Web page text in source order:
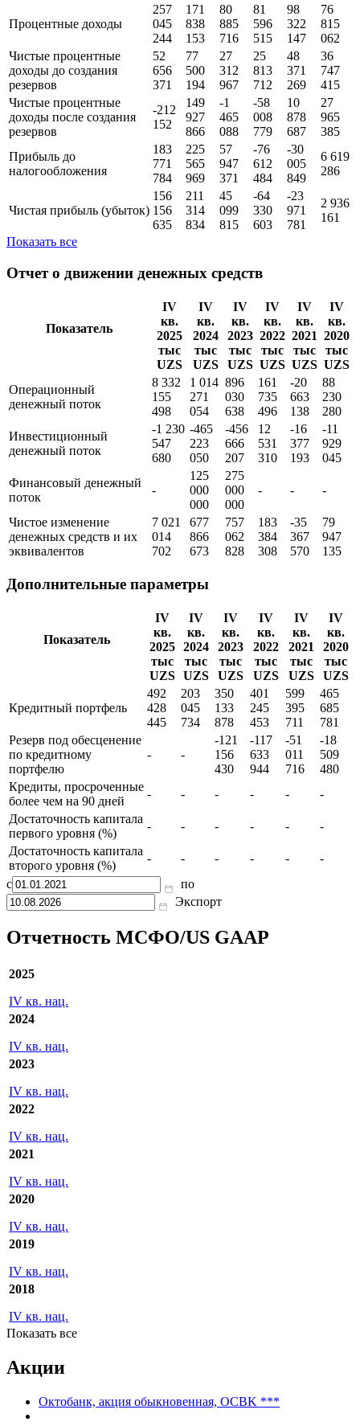
Процентные доходы
257
045
244
171
838
153
80
885
716
81
596
515
98
322
147
76
815
062
Чистые процентные
доходы до создания
резервов
52
656
371
77
500
194
27
312
967
25
813
712
48
371
269
36
747
415
Чистые процентные
доходы поcле создания
резервов
-212
152
149
927
866
-1
465
088
-58
008
779
10
878
687
27
965
385
Прибыль до
налогообложения
183
771
784
225
565
969
57
947
371
-76
612
484
-30
005
849
6 619
286
Чистая прибыль (убыток)
156
156
635
211
314
834
45
099
815
-64
330
603
-23
971
781
2 936
161
Показать все
Отчет о движении денежных средств
Показатель
IV
кв.
2025
тыс
UZS
IV
кв.
2024
тыс
UZS
IV
кв.
2023
тыс
UZS
IV
кв.
2022
тыс
UZS
IV
кв.
2021
тыс
UZS
IV
кв.
2020
тыс
UZS
Операционный
денежный поток
8 332
155
498
1 014
271
054
896
030
638
161
735
496
-20
663
138
88
230
280
Инвестиционный
денежный поток
-1 230
547
680
-465
223
050
-456
666
207
12
531
310
-16
377
193
-11
929
045
Финансовый денежный
поток
-
125
000
000
275
000
000
- - -
Чистое изменение
денежных средств и их
эквивалентов
7 021
014
702
677
866
673
757
062
828
183
384
308
-35
367
570
79
947
135
Дополнительные параметры
Показатель
IV
кв.
2025
тыс
UZS
IV
кв.
2024
тыс
UZS
IV
кв.
2023
тыс
UZS
IV
кв.
2022
тыс
UZS
IV
кв.
2021
тыс
UZS
IV
кв.
2020
тыс
UZS
Кредитный портфель
492
428
445
203
045
734
350
133
878
401
245
453
599
395
711
465
685
781
Резерв под обесценение
по кредитному
портфелю
- -
-121
156
430
-117
633
944
-51
011
716
-18
509
480
Кредиты, просроченные
более чем на 90 дней
- - - - -
-
Достаточность капитала
первого уровня (%)
- - - - -
-
Достаточность капитала
второго уровня (%)
- - - - -
-
с
по
Экспорт
Отчетность МСФО/US GAAP
2025
IV кв. нац.
2024
IV кв. нац.
2023
IV кв. нац.
2022
IV кв. нац.
2021
IV кв. нац.
2020
IV кв. нац.
2019
IV кв. нац.
2018
IV кв. нац.
Показать все
Акции
Октобанк, акция обыкновенная, OCBK ***